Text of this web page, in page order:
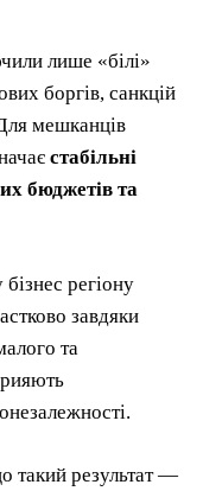
лише «білі»
боргів, санкцій
мешканців
стабільні
бюджетів та
регіону
завдяки
та
такий результат —